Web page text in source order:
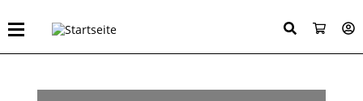
zum
Inhalt